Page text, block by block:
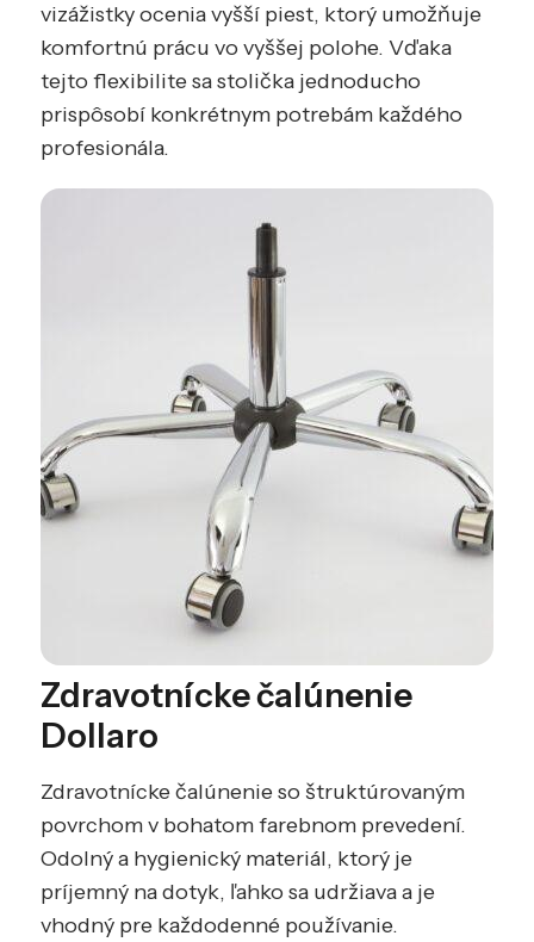
vizážistky ocenia vyšší piest, ktorý umožňuje
komfortnú prácu vo vyššej polohe. Vďaka
tejto flexibilite sa stolička jednoducho
prispôsobí konkrétnym potrebám každého
profesionála.
Zdravotnícke čalúnenie
Dollaro
Zdravotnícke čalúnenie so štruktúrovaným
povrchom v bohatom farebnom prevedení.
Odolný a hygienický materiál, ktorý je
príjemný na dotyk, ľahko sa udržiava a je
vhodný pre každodenné používanie.